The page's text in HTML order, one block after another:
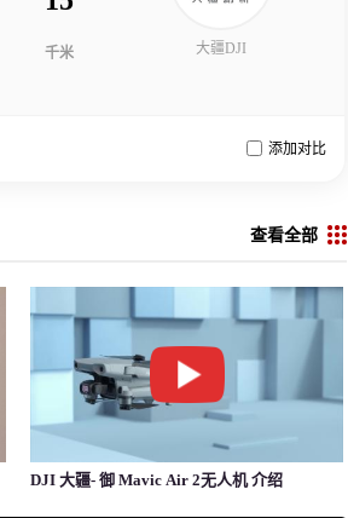
千米 大疆DJI
添加对比
查看全部
DJI 大疆- 御 Mavic Air 2无人机 介绍